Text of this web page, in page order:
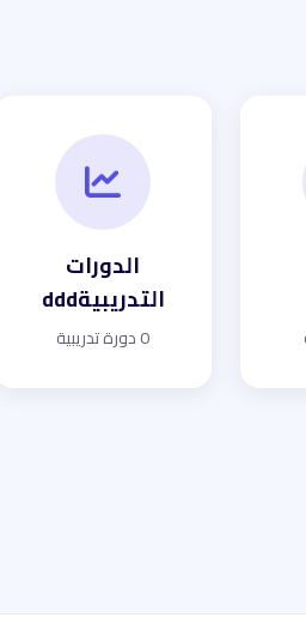
الدورات
التدريبيةddd
0 دورة تدريبية